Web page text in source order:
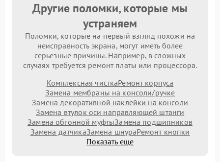
Другие поломки, которые мы
устраняем
Поломки, которые на первый взгляд похожи на
неисправность экрана, могут иметь более
серьезные причины. Например, в сложных
случаях требуется ремонт платы или процессора.
Комплексная чисткаРемонт корпуса
Замена мембраны на консоли/ручке
Замена декоративной наклейки на консоли
Замена втулок оси направляющей штанги
Замена обгонной муфтыЗамена подшипников
Замена датчикаЗамена шнураРемонт кнопки
Показать еще